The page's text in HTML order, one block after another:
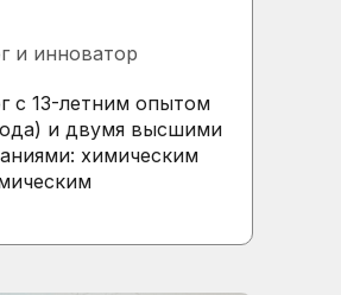
с 13-летним опытом
и двумя высшими
химическим
и инноватор